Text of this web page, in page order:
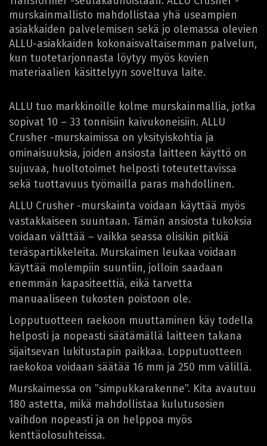
murskainmallisto mahdollistaa yhä useampien
asiakkaiden palvelemisen sekä jo olemassa olevien
ALLU-asiakkaiden kokonaisvaltaisemman palvelun,
kun tuotetarjonnasta löytyy myös kovien
materiaalien käsittelyyn soveltuva laite.
ALLU tuo markkinoille kolme murskainmallia, jotka
sopivat 10 – 33 tonnisiin kaivukoneisiin. ALLU
Crusher -murskaimissa on yksityiskohtia ja
ominaisuuksia, joiden ansiosta laitteen käyttö on
sujuvaa, huoltotoimet helposti toteutettavissa
sekä tuottavuus työmailla paras mahdollinen.
ALLU Crusher -murskainta voidaan käyttää myös
vastakkaiseen suuntaan. Tämän ansiosta tukoksia
voidaan välttää – vaikka seassa olisikin pitkiä
teräspartikkeleita. Murskaimen leukaa voidaan
käyttää molempiin suuntiin, jolloin saadaan
enemmän kapasiteettiä, eikä tarvetta
manuaaliseen tukosten poistoon ole.
Lopputuotteen raekoon muuttaminen käy todella
helposti ja nopeasti säätämällä laitteen takana
sijaitsevan lukitustapin paikkaa. Lopputuotteen
raekokoa voidaan säätää 16 mm ja 250 mm välillä.
Murskaimessa on ”simpukkarakenne”. Kita avautuu
180 astetta, mikä mahdollistaa kulutusosien
vaihdon nopeasti ja on helppoa myös
kenttäolosuhteissa.